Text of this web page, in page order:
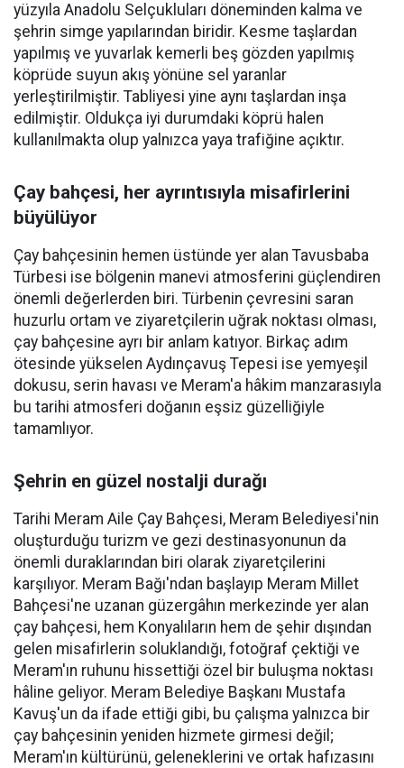
yüzyıla Anadolu Selçukluları döneminden kalma ve
şehrin simge yapılarından biridir. Kesme taşlardan
yapılmış ve yuvarlak kemerli beş gözden yapılmış
köprüde suyun akış yönüne sel yaranlar
yerleştirilmiştir. Tabliyesi yine aynı taşlardan inşa
edilmiştir. Oldukça iyi durumdaki köprü halen
kullanılmakta olup yalnızca yaya trafiğine açıktır.
Çay bahçesi, her ayrıntısıyla misafirlerini
büyülüyor
Çay bahçesinin hemen üstünde yer alan Tavusbaba
Türbesi ise bölgenin manevi atmosferini güçlendiren
önemli değerlerden biri. Türbenin çevresini saran
huzurlu ortam ve ziyaretçilerin uğrak noktası olması,
çay bahçesine ayrı bir anlam katıyor. Birkaç adım
ötesinde yükselen Aydınçavuş Tepesi ise yemyeşil
dokusu, serin havası ve Meram'a hâkim manzarasıyla
bu tarihi atmosferi doğanın eşsiz güzelliğiyle
tamamlıyor.
Şehrin en güzel nostalji durağı
Tarihi Meram Aile Çay Bahçesi, Meram Belediyesi'nin
oluşturduğu turizm ve gezi destinasyonunun da
önemli duraklarından biri olarak ziyaretçilerini
karşılıyor. Meram Bağı'ndan başlayıp Meram Millet
Bahçesi'ne uzanan güzergâhın merkezinde yer alan
çay bahçesi, hem Konyalıların hem de şehir dışından
gelen misafirlerin soluklandığı, fotoğraf çektiği ve
Meram'ın ruhunu hissettiği özel bir buluşma noktası
hâline geliyor. Meram Belediye Başkanı Mustafa
Kavuş'un da ifade ettiği gibi, bu çalışma yalnızca bir
çay bahçesinin yeniden hizmete girmesi değil;
Meram'ın kültürünü, geleneklerini ve ortak hafızasını